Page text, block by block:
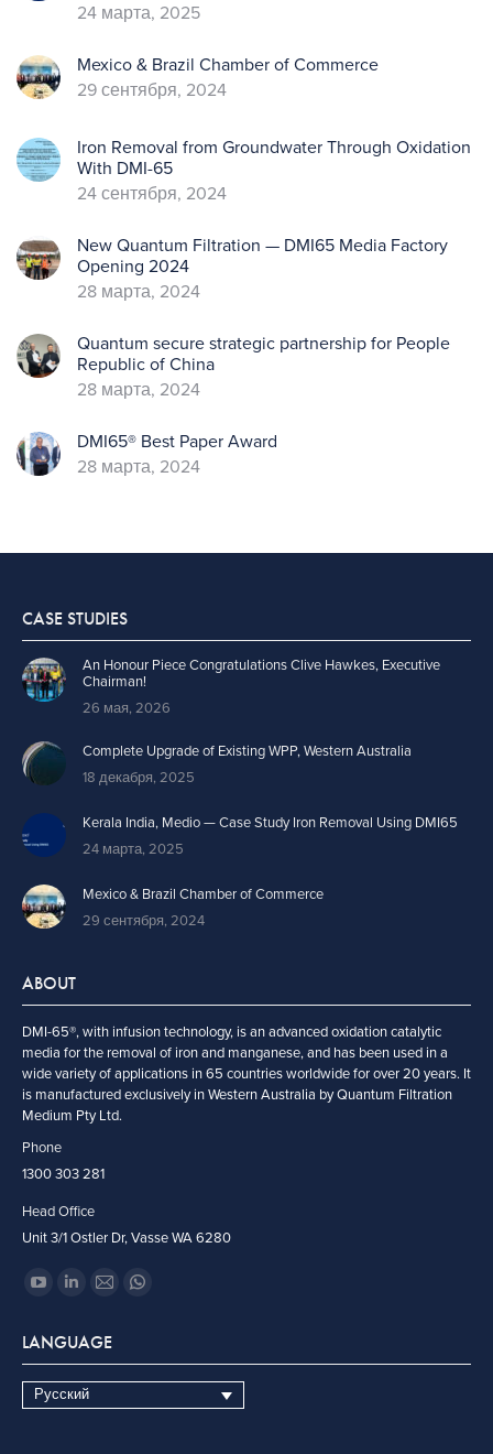
24 марта, 2025
Mexico & Brazil Chamber of Commerce
29 сентября, 2024
Iron Removal from Groundwater Through Oxidation
With DMI-65
24 сентября, 2024
New Quantum Filtration — DMI65 Media Factory
Opening 2024
28 марта, 2024
Quantum secure strategic partnership for People
Republic of China
28 марта, 2024
DMI65® Best Paper Award
28 марта, 2024
CASE STUDIES
An Honour Piece Congratulations Clive Hawkes, Executive
Chairman!
26 мая, 2026
Complete Upgrade of Existing WPP, Western Australia
18 декабря, 2025
Kerala India, Medio — Case Study Iron Removal Using DMI65
24 марта, 2025
Mexico & Brazil Chamber of Commerce
29 сентября, 2024
ABOUT
DMI-65®, with infusion technology, is an advanced oxidation catalytic
media for the removal of iron and manganese, and has been used in a
wide variety of applications in 65 countries worldwide for over 20 years. It
is manufactured exclusively in Western Australia by Quantum Filtration
Medium Pty Ltd.
Phone
1300 303 281
Head Office
Unit 3/1 Ostler Dr, Vasse WA 6280
Ищите нас:
opens
in
new
opens
in
new
Email
opens
in
new
WhatsApp
in
new
LANGUAGE
Русский